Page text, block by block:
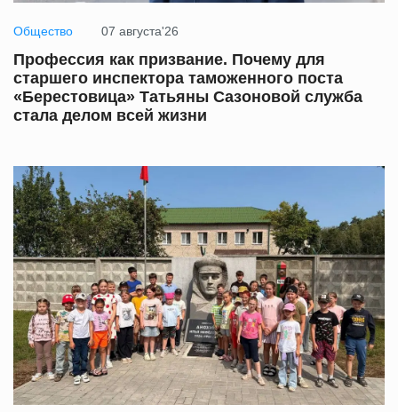
Общество 07 августа'26
Профессия как призвание. Почему для
старшего инспектора таможенного поста
«Берестовица» Татьяны Сазоновой служба
стала делом всей жизни